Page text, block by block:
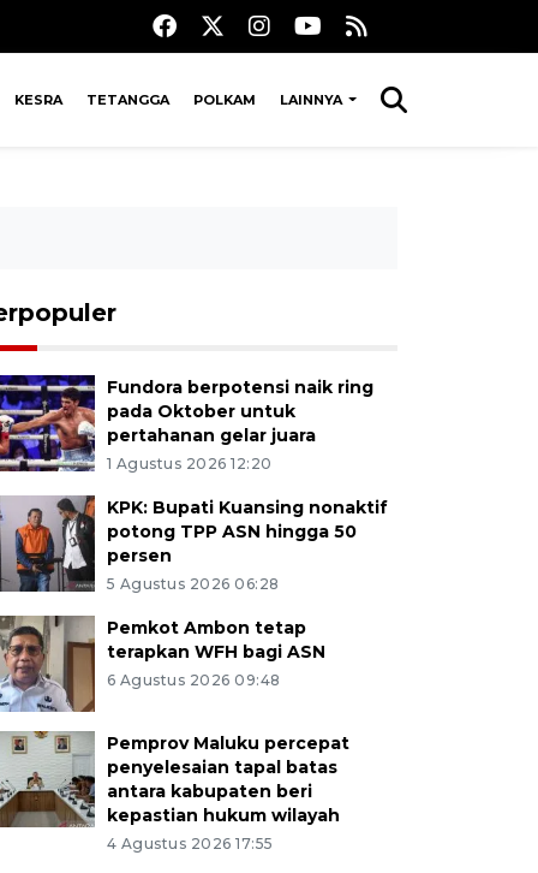
KESRA TETANGGA POLKAM LAINNYA
Fundora berpotensi naik ring
pada Oktober untuk
pertahanan gelar juara
1 Agustus 2026 12:20
KPK: Bupati Kuansing nonaktif
potong TPP ASN hingga 50
persen
5 Agustus 2026 06:28
Pemkot Ambon tetap
terapkan WFH bagi ASN
6 Agustus 2026 09:48
Pemprov Maluku percepat
penyelesaian tapal batas
antara kabupaten beri
kepastian hukum wilayah
4 Agustus 2026 17:55